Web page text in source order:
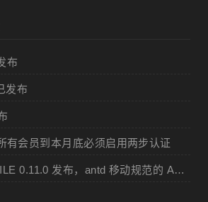
布
发布
有会员到本月底必须启用两步认证
NG-ZORRO-MOBILE 0.11.0 发布，antd 移动规范的 Angular 实现